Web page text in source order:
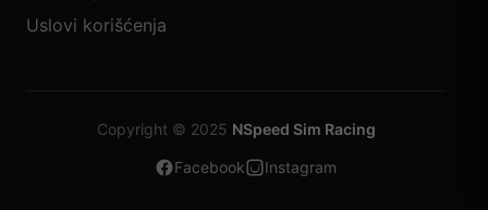
Uslovi korišćenja
Copyright © 2025 NSpeed Sim Racing
Facebook Instagram